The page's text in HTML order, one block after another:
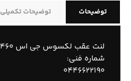
توضیحات توضیحات تکمیلی
لنت عقب لکسوس جی اس ۴۶۰
شماره فنی:
۰۴۴۶۶۲۲۱۹۰